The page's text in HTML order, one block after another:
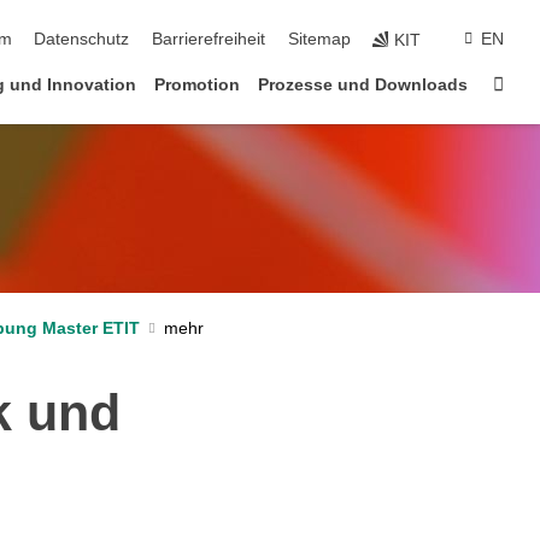
Datenschutz Barrierefreiheit Sitemap KIT EN
und Innovation Promotion Prozesse und Downloads
Master ETIT
und